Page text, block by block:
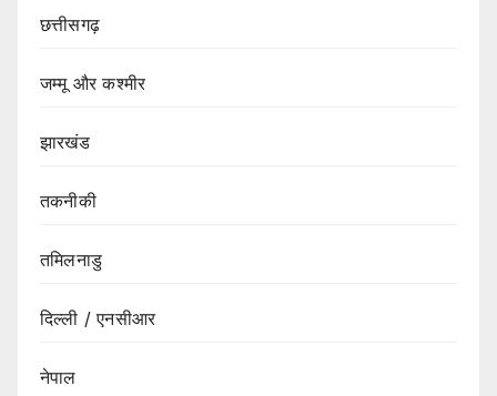
छत्तीसगढ़
जम्मू और कश्मीर
झारखंड
तकनीकी
तमिलनाडु
दिल्ली / एनसीआर
नेपाल